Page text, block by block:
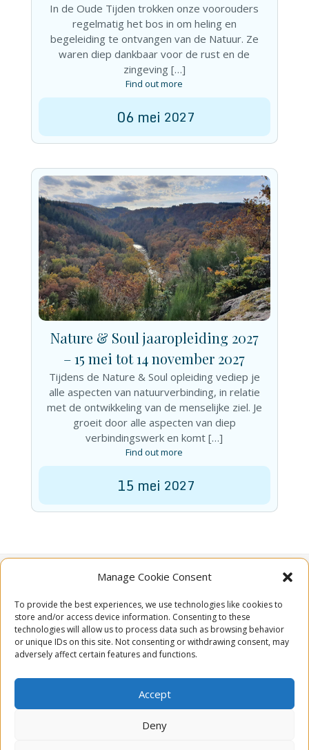
Manage Cookie Consent
To provide the best experiences, we use technologies like cookies to
store and/or access device information. Consenting to these
technologies will allow us to process data such as browsing behavior
or unique IDs on this site. Not consenting or withdrawing consent, may
adversely affect certain features and functions.
Accept
Deny
In de Oude Tijden trokken onze voorouders
regelmatig het bos in om heling en
begeleiding te ontvangen van de Natuur. Ze
waren diep dankbaar voor de rust en de
zingeving […]
Find out more
06 mei 2027
Nature & Soul jaaropleiding 2027
– 15 mei tot 14 november 2027
Tijdens de Nature & Soul opleiding vediep je
alle aspecten van natuurverbinding, in relatie
met de ontwikkeling van de menselijke ziel. Je
groeit door alle aspecten van diep
verbindingswerk en komt […]
Find out more
15 mei 2027

Rue Saint-Brice 15
6987 Hodister
België
 Email